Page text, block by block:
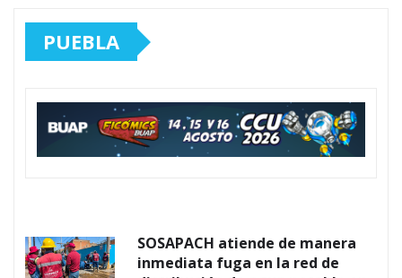
PUEBLA
SOSAPACH atiende de manera
inmediata fuga en la red de